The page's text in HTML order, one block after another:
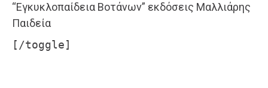
“Εγκυκλοπαίδεια Βοτάνων” εκδόσεις Μαλλιάρης
Παιδεία
[/toggle]